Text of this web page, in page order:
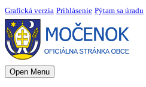
Grafická verzia Prihlásenie Pýtam sa úradu
Open Menu